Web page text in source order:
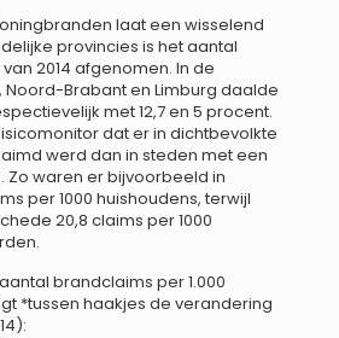
laat een wisselend
provincies is het aantal
2014 afgenomen. In de
Brabant en Limburg daalde
met 12,7 en 5 procent.
dat er in dichtbevolkte
werd dan in steden met een
waren er bijvoorbeeld in
per 1000 huishoudens, terwijl
20,8 claims per 1000
brandclaims per 1.000
*tussen haakjes de verandering